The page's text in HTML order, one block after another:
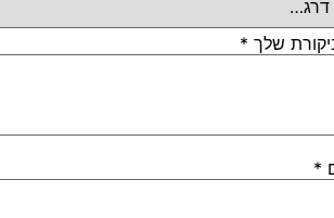
שלך *
*